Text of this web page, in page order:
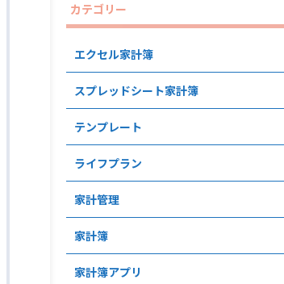
カテゴリー
エクセル家計簿
スプレッドシート家計簿
テンプレート
ライフプラン
家計管理
家計簿
家計簿アプリ